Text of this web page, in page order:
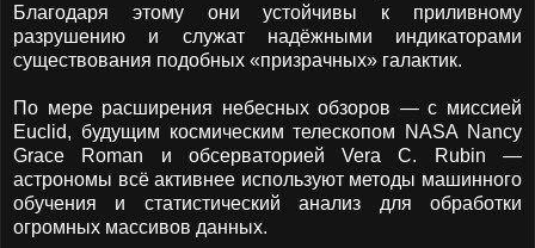
Благодаря этому они устойчивы к приливному
разрушению и служат надёжными индикаторами
существования подобных «призрачных» галактик.
По мере расширения небесных обзоров — с миссией
Euclid, будущим космическим телескопом NASA Nancy
Grace Roman и обсерваторией Vera C. Rubin —
астрономы всё активнее используют методы машинного
обучения и статистический анализ для обработки
огромных массивов данных.